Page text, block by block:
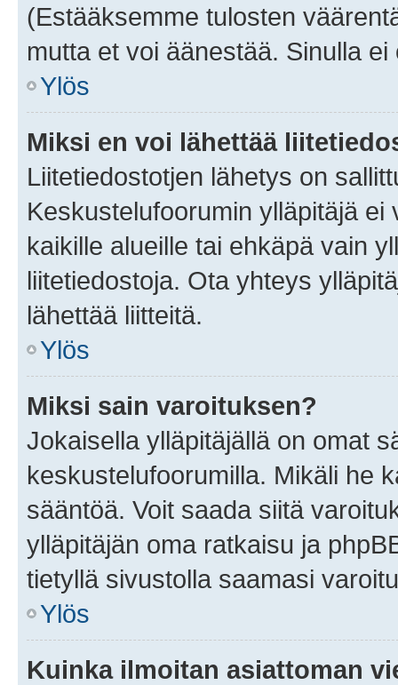
(Estääksemme tulosten
mutta et voi äänestää. Sinulla
Ylös
Miksi en voi lähettää
Liitetiedostotjen lähetys on
Keskustelufoorumin ylläpitäjä
kaikille alueille tai ehkäpä vain
liitetiedostoja. Ota yhteys
lähettää liitteitä.
Ylös
Miksi sain varoituksen?
Jokaisella ylläpitäjällä on omat
keskustelufoorumilla. Mikäli he
sääntöä. Voit saada siitä
ylläpitäjän oma ratkaisu ja
tietyllä sivustolla saamasi
Ylös
Kuinka ilmoitan asiattoman